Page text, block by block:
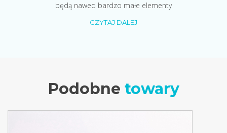
będą nawed bardzo małe elementy
CZYTAJ DALEJ
Podobne towary